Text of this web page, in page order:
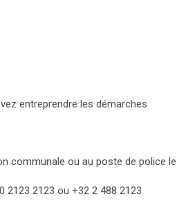
entreprendre les démarches
communale ou au poste de police le
2123 2123 ou +32 2 488 2123